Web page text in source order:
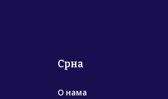
Срна
О нама